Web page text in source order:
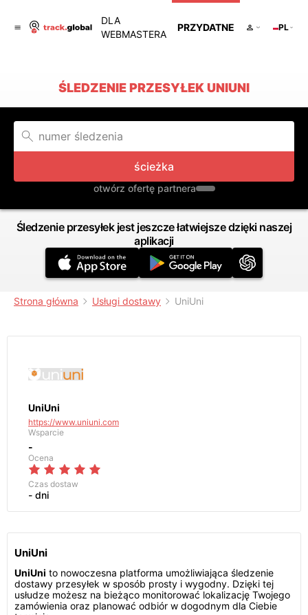
DLA
WEBMASTERA
PRZYDATNE PL
ŚLEDZENIE PRZESYŁEK UNIUNI
ścieżka
otwórz ofertę partnera
Śledzenie przesyłek jest jeszcze łatwiejsze dzięki naszej
aplikacji
Strona główna Usługi dostawy UniUni
UniUni
https://www.uniuni.com
Wsparcie
-
Ocena
Czas dostaw
- dni
UniUni
UniUni to nowoczesna platforma umożliwiająca śledzenie
dostawy przesyłek w sposób prosty i wygodny. Dzięki tej
usłudze możesz na bieżąco monitorować lokalizację Twojego
zamówienia oraz planować odbiór w dogodnym dla Ciebie